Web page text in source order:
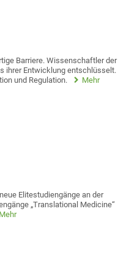
Barriere. Wissenschaftler der
ihrer Entwicklung entschlüsselt.
und Regulation.
Mehr
Elitestudiengänge an der
„Translational Medicine“
Mehr